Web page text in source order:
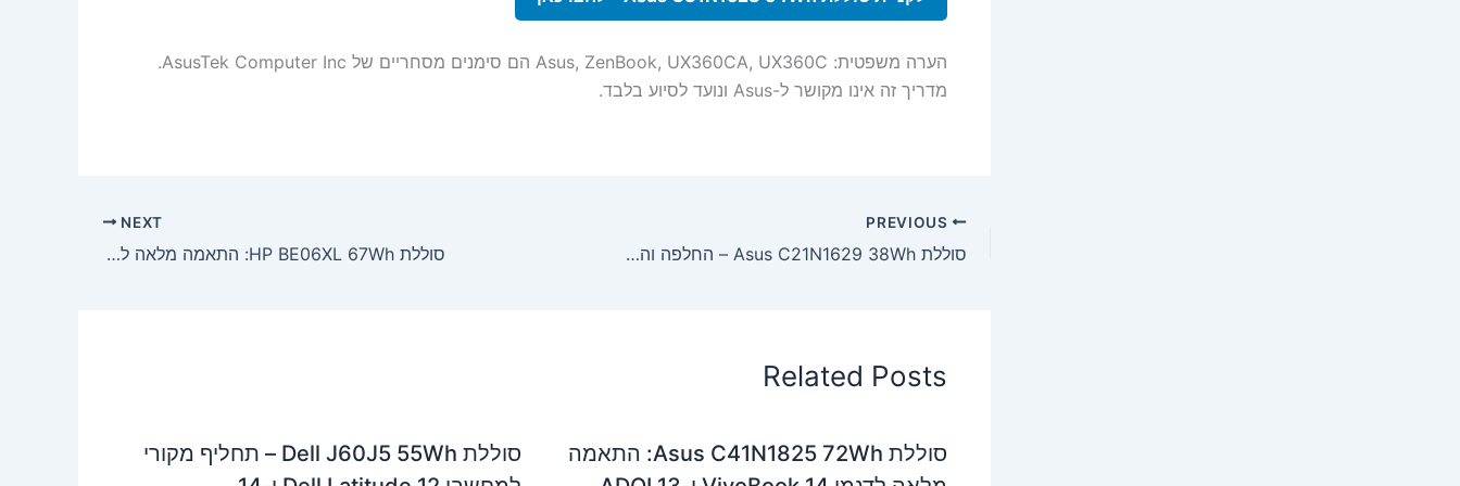
הערה משפטית: Asus, ZenBook, UX360CA, UX360C הם סימנים מסחריים של AsusTek Computer Inc.
מדריך זה אינו מקושר ל-Asus ונועד לסיוע בלבד.
סוללת Asus C21N1629 38Wh – החלפה והתקנה מלאה למחשבי VivoBook
NEXT
סוללת HP BE06XL 67Wh: התאמה מלאה למחשבים ניידים של HP – אבחון, רכישה והתקנה
Related Posts
סוללת Asus C41N1825 72Wh: התאמה
סוללת Dell J60J5 55Wh – תחליף מקורי